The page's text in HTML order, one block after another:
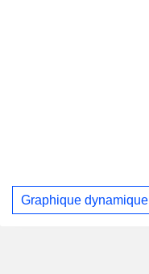
Graphique dynamique